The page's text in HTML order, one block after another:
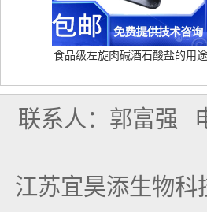
食品级左旋肉碱酒石酸盐的用途
联系人：郭富强
江苏宜昊添生物科